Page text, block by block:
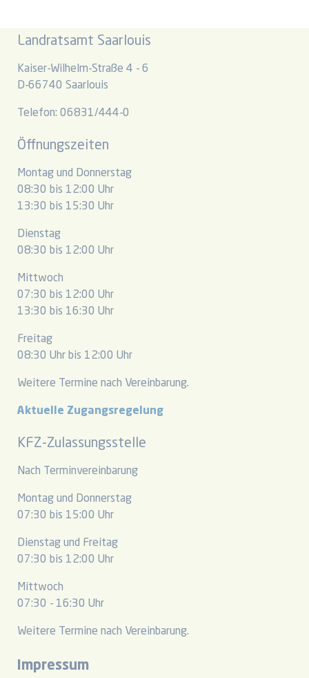
Landratsamt Saarlouis
Kaiser-Wilhelm-Straße 4 - 6
D-66740 Saarlouis
Telefon: 06831/444-0
Öffnungszeiten
Montag und Donnerstag
08:30 bis 12:00 Uhr
13:30 bis 15:30 Uhr
Dienstag
08:30 bis 12:00 Uhr
Mittwoch
07:30 bis 12:00 Uhr
13:30 bis 16:30 Uhr
Freitag
08:30 Uhr bis 12:00 Uhr
Weitere Termine nach Vereinbarung.
Aktuelle Zugangsregelung
KFZ-Zulassungsstelle
Nach Terminvereinbarung
Montag und Donnerstag
07:30 bis 15:00 Uhr
Dienstag und Freitag
07:30 bis 12:00 Uhr
Mittwoch
07:30 - 16:30 Uhr
Weitere Termine nach Vereinbarung.
Impressum